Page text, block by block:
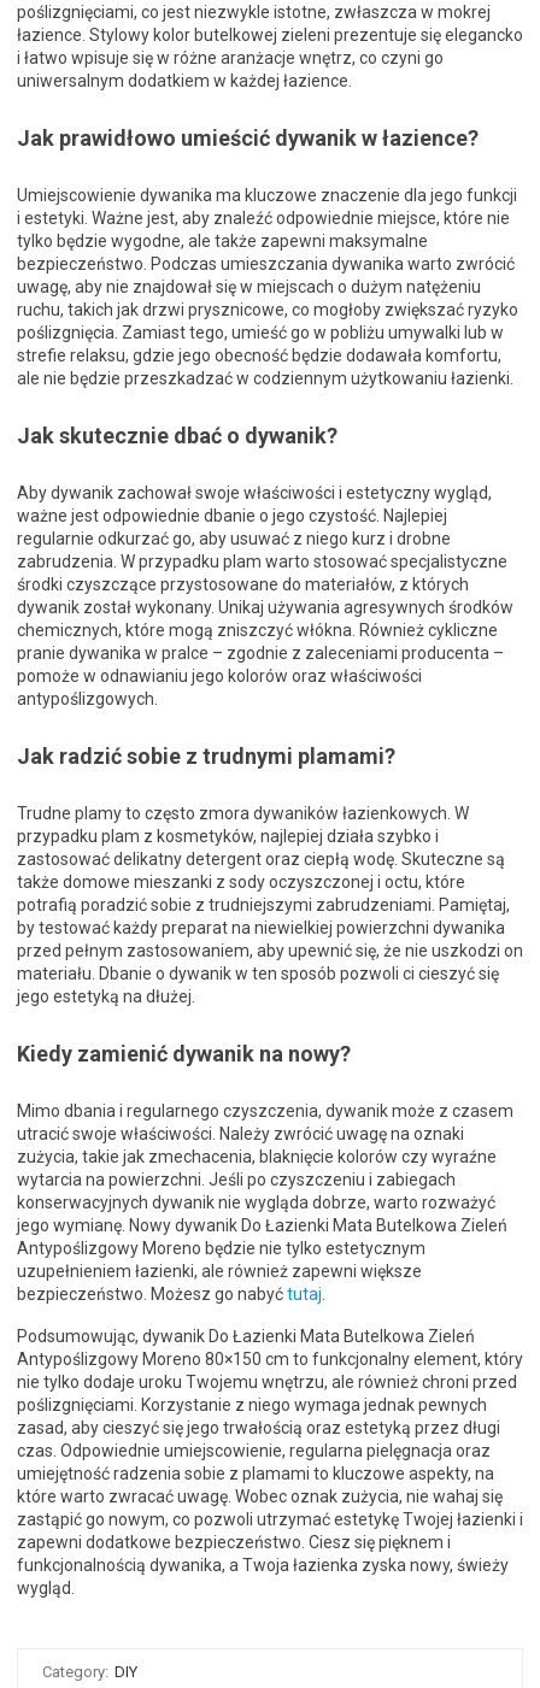
poślizgnięciami, co jest niezwykle istotne, zwłaszcza w mokrej
łazience. Stylowy kolor butelkowej zieleni prezentuje się elegancko
i łatwo wpisuje się w różne aranżacje wnętrz, co czyni go
uniwersalnym dodatkiem w każdej łazience.
Jak prawidłowo umieścić dywanik w łazience?
Umiejscowienie dywanika ma kluczowe znaczenie dla jego funkcji
i estetyki. Ważne jest, aby znaleźć odpowiednie miejsce, które nie
tylko będzie wygodne, ale także zapewni maksymalne
bezpieczeństwo. Podczas umieszczania dywanika warto zwrócić
uwagę, aby nie znajdował się w miejscach o dużym natężeniu
ruchu, takich jak drzwi prysznicowe, co mogłoby zwiększać ryzyko
poślizgnięcia. Zamiast tego, umieść go w pobliżu umywalki lub w
strefie relaksu, gdzie jego obecność będzie dodawała komfortu,
ale nie będzie przeszkadzać w codziennym użytkowaniu łazienki.
Jak skutecznie dbać o dywanik?
Aby dywanik zachował swoje właściwości i estetyczny wygląd,
ważne jest odpowiednie dbanie o jego czystość. Najlepiej
regularnie odkurzać go, aby usuwać z niego kurz i drobne
zabrudzenia. W przypadku plam warto stosować specjalistyczne
środki czyszczące przystosowane do materiałów, z których
dywanik został wykonany. Unikaj używania agresywnych środków
chemicznych, które mogą zniszczyć włókna. Również cykliczne
pranie dywanika w pralce – zgodnie z zaleceniami producenta –
pomoże w odnawianiu jego kolorów oraz właściwości
antypoślizgowych.
Jak radzić sobie z trudnymi plamami?
Trudne plamy to często zmora dywaników łazienkowych. W
przypadku plam z kosmetyków, najlepiej działa szybko i
zastosować delikatny detergent oraz ciepłą wodę. Skuteczne są
także domowe mieszanki z sody oczyszczonej i octu, które
potrafią poradzić sobie z trudniejszymi zabrudzeniami. Pamiętaj,
by testować każdy preparat na niewielkiej powierzchni dywanika
przed pełnym zastosowaniem, aby upewnić się, że nie uszkodzi on
materiału. Dbanie o dywanik w ten sposób pozwoli ci cieszyć się
jego estetyką na dłużej.
Kiedy zamienić dywanik na nowy?
Mimo dbania i regularnego czyszczenia, dywanik może z czasem
utracić swoje właściwości. Należy zwrócić uwagę na oznaki
zużycia, takie jak zmechacenia, blaknięcie kolorów czy wyraźne
wytarcia na powierzchni. Jeśli po czyszczeniu i zabiegach
konserwacyjnych dywanik nie wygląda dobrze, warto rozważyć
jego wymianę. Nowy dywanik Do Łazienki Mata Butelkowa Zieleń
Antypoślizgowy Moreno będzie nie tylko estetycznym
uzupełnieniem łazienki, ale również zapewni większe
bezpieczeństwo. Możesz go nabyćtutaj
Podsumowując, dywanik Do Łazienki Mata Butelkowa Zieleń
Antypoślizgowy Moreno 80×150 cm to funkcjonalny element, który
nie tylko dodaje uroku Twojemu wnętrzu, ale również chroni przed
poślizgnięciami. Korzystanie z niego wymaga jednak pewnych
zasad, aby cieszyć się jego trwałością oraz estetyką przez długi
czas. Odpowiednie umiejscowienie, regularna pielęgnacja oraz
umiejętność radzenia sobie z plamami to kluczowe aspekty, na
które warto zwracać uwagę. Wobec oznak zużycia, nie wahaj się
zastąpić go nowym, co pozwoli utrzymać estetykę Twojej łazienki i
zapewni dodatkowe bezpieczeństwo. Ciesz się pięknem i
funkcjonalnością dywanika, a Twoja łazienka zyska nowy, świeży
wygląd.
Category: DIY